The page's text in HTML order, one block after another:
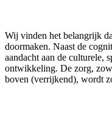
Wij vinden het belangrijk
doormaken. Naast de
aandacht aan de culturele,
ontwikkeling. De zorg,
boven (verrijkend), wordt